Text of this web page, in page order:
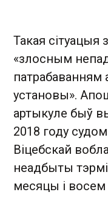
Такая
«злосным
патрабаванням
установы».
артыкуле быў
2018 году
Віцебскай
неадбыты
месяцы і восем